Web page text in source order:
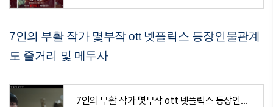
7인의 부활 작가 몇부작 ott 넷플릭스 등장인물관계
도 줄거리 및 메두사
7인의 부활 작가 몇부작 ott 넷플릭스 등장인물관계도 줄거리 및 메두사